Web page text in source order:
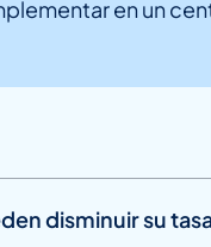
en un
disminuir su